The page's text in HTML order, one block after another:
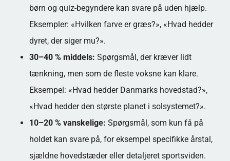
børn og quiz-begyndere kan svare på uden hjælp.
Eksempler: «Hvilken farve er græs?», «Hvad hedder
dyret, der siger mu?».
30–40 % middels: Spørgsmål, der kræver lidt
tænkning, men som de fleste voksne kan klare.
Eksempel: «Hvad hedder Danmarks hovedstad?»,
«Hvad hedder den største planet i solsystemet?».
10–20 % vanskelige: Spørgsmål, som kun få på
holdet kan svare på, for eksempel specifikke årstal,
sjældne hovedstæder eller detaljeret sportsviden.